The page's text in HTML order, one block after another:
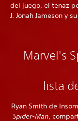
del juego, el tenaz
J. Jonah Jameson y
Marvel's
lista
Ryan Smith de
Spider-Man,